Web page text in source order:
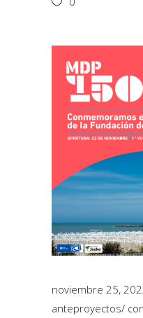
noviembre 25,
anteproyectos/